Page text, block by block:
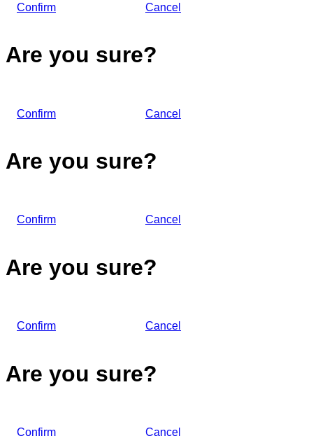
Confirm Cancel
Are you sure?
Confirm Cancel
Are you sure?
Confirm Cancel
Are you sure?
Confirm Cancel
Are you sure?
Confirm Cancel